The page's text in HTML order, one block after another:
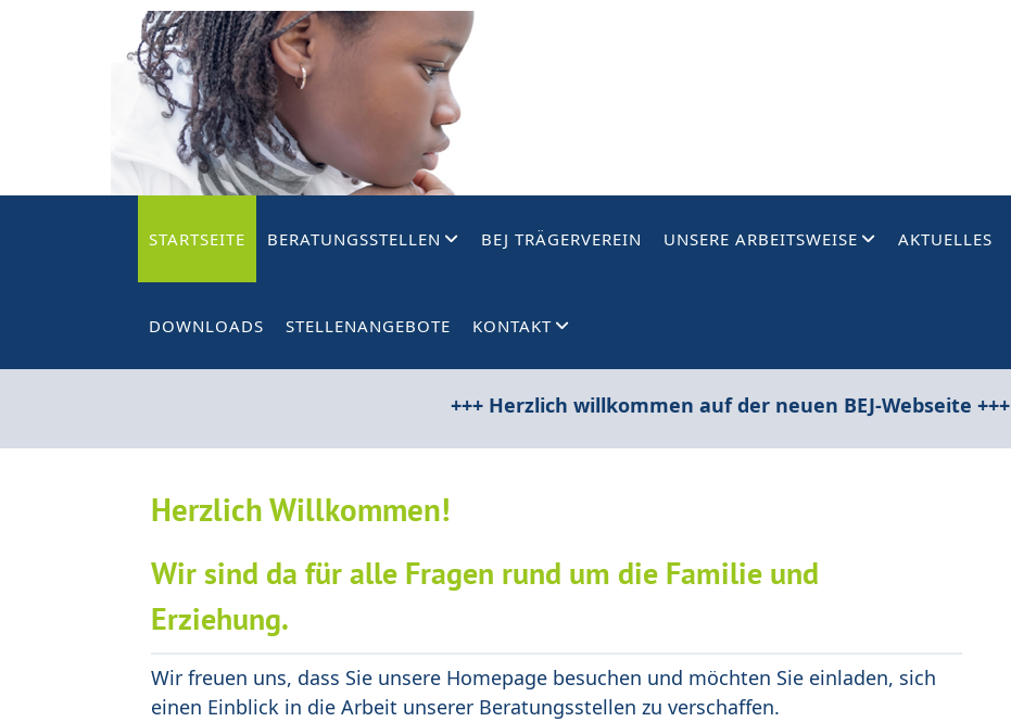
STARTSEITE BERATUNGSSTELLEN BEJ TRÄGERVEREIN UNSERE ARBEITSWEISE AKTUELLES
DOWNLOADS STELLENANGEBOTE KONTAKT
+++ Herzlich willkommen auf der neuen BEJ-Webseite +++
Herzlich Willkommen!
Wir sind da für alle Fragen rund um die Familie und
Erziehung.
Wir freuen uns, dass Sie unsere Homepage besuchen und möchten Sie einladen, sich
einen Einblick in die Arbeit unserer Beratungsstellen zu verschaffen.